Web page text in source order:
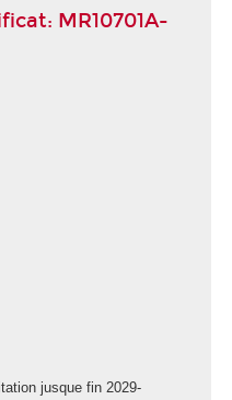
MR10701A-
jusque fin 2029-